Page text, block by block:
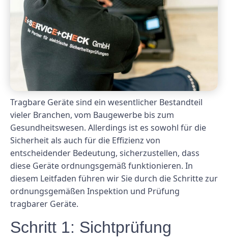
Tragbare Geräte sind ein wesentlicher Bestandteil
vieler Branchen, vom Baugewerbe bis zum
Gesundheitswesen. Allerdings ist es sowohl für die
Sicherheit als auch für die Effizienz von
entscheidender Bedeutung, sicherzustellen, dass
diese Geräte ordnungsgemäß funktionieren. In
diesem Leitfaden führen wir Sie durch die Schritte zur
ordnungsgemäßen Inspektion und Prüfung
tragbarer Geräte.
Schritt 1: Sichtprüfung